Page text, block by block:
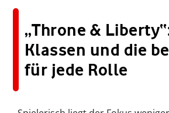
„Throne &
Klassen und die
für jede Rolle